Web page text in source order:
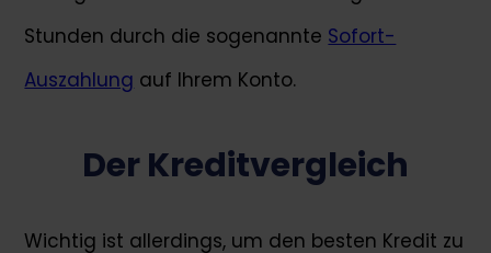
Stunden durch die sogenannte Sofort-
Auszahlung auf Ihrem Konto.
Der Kreditvergleich
Wichtig ist allerdings, um den besten Kredit zu